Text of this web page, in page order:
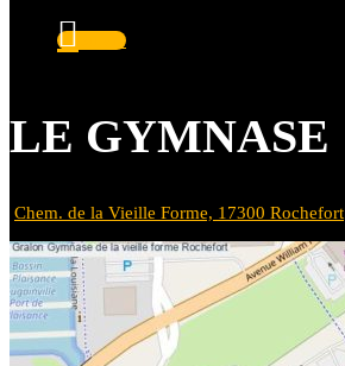
Suivre
LE GYMNASE
Chem. de la Vieille Forme, 17300 Rochefort